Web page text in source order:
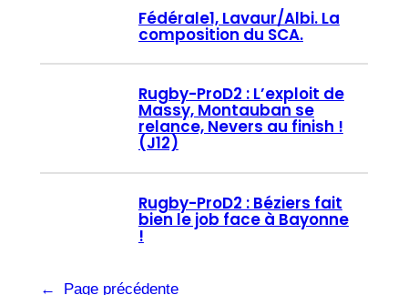
Fédérale1, Lavaur/Albi. La
composition du SCA.
Rugby-ProD2 : L’exploit de
Massy, Montauban se
relance, Nevers au finish !
(J12)
Rugby-ProD2 : Béziers fait
bien le job face à Bayonne
!
← Page précédente